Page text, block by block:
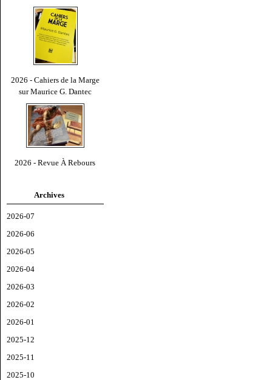
2026 - Cahiers de la Marge
sur Maurice G. Dantec
2026 - Revue À Rebours
Archives
2026-07
2026-06
2026-05
2026-04
2026-03
2026-02
2026-01
2025-12
2025-11
2025-10